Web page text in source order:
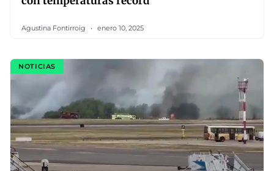
Agustina Fontirroig enero 10, 2025
NOTICIAS